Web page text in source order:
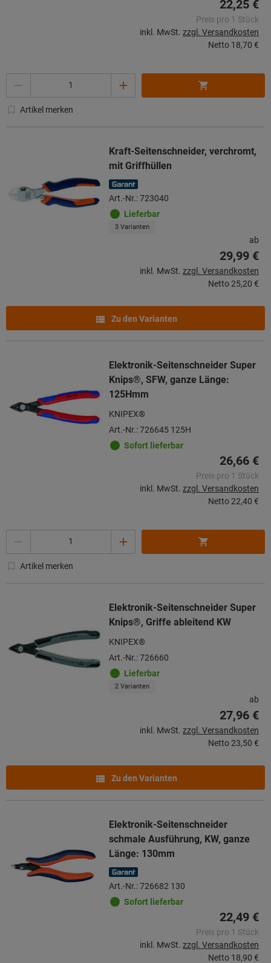
22,25 €
Preis pro 1 Stück
inkl. MwSt. zzgl. Versandkosten
Netto 18,70 €
Artikel merken
Kraft-Seitenschneider, verchromt,
mit Griffhüllen
Art.-Nr.: 723040
Lieferbar
3 Varianten
ab
29,99 €
inkl. MwSt. zzgl. Versandkosten
Netto25,20 €
Zu den Varianten
Elektronik-Seitenschneider Super
Knips®, SFW, ganze Länge:
125Hmm
KNIPEX®
Art.-Nr.: 726645 125H
Sofort lieferbar
26,66 €
Preis pro 1 Stück
inkl. MwSt. zzgl. Versandkosten
Netto22,40 €
Artikel merken
Elektronik-Seitenschneider Super
Knips®, Griffe ableitend KW
KNIPEX®
Art.-Nr.: 726660
Lieferbar
2 Varianten
ab
27,96 €
inkl. MwSt. zzgl. Versandkosten
Netto23,50 €
Zu den Varianten
Elektronik-Seitenschneider
schmale Ausführung, KW, ganze
Länge: 130mm
Art.-Nr.: 726682 130
Sofort lieferbar
22,49 €
Preis pro 1 Stück
inkl. MwSt. zzgl. Versandkosten
Netto 18,90 €